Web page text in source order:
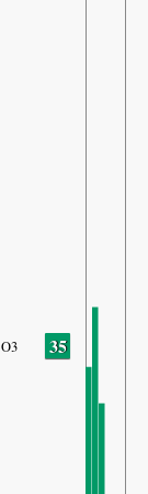
O3 35